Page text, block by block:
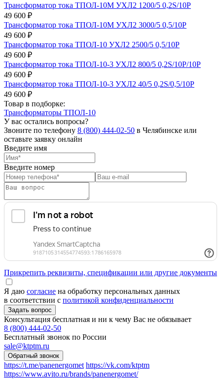
Трансформатор тока ТПОЛ-10М УХЛ2 1200/5 0,2S/10Р
49 600 ₽
Трансформатор тока ТПОЛ-10М УХЛ2 3000/5 0,5/10Р
49 600 ₽
Трансформатор тока ТПОЛ-10 УХЛ2 2500/5 0,5/10Р
49 600 ₽
Трансформатор тока ТПОЛ-10-3 УХЛ2 800/5 0,2S/10Р/10Р
49 600 ₽
Трансформатор тока ТПОЛ-10-3 УХЛ2 40/5 0,2S/0,5/10Р
49 600 ₽
Товар в подборке:
Трансформаторы ТПОЛ-10
У вас остались вопросы?
Звоните по телефону 8 (800) 444-02-50 в Челябинске или
оставьте заявку онлайн
Введите имя
Введите номер
Прикрепить реквизиты, спецификации или другие документы
Я даю согласие на обработку персональных данных
в соответствии с политикой конфиденциальности
Консультация бесплатная и ни к чему Вас не обязывает
8 (800) 444-02-50
Бесплатный звонок по России
sale@ktptm.ru
https://t.me/panenergomet https://vk.com/ktptm
https://www.avito.ru/brands/panenergomet/